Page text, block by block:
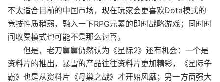
不太适合目前的中国市场，现在玩家会更喜欢Dota模式的
竞技性质稍弱，融入一下RPG元素的即时战略游戏；同时时
间收费模式也可能不是那么讨喜。
但是，老刀舅舅仍然认为《星际2》还有机会：一个是
资料片的推出，暴雪的产品往往资料片更加精彩，《星际争
霸》也是从资料片《母巢之战》才开始风靡；另一方面强大